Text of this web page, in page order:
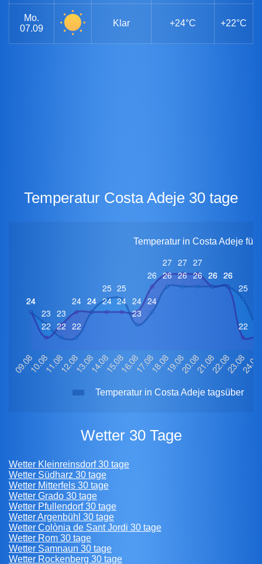
Mo.
07.09
Klar +24°C +22°C
Temperatur Costa Adeje 30 tage
Temperatur in Costa Adeje für
Temperatur in Costa Adeje tagsüber
Wetter 30 Tage
Wetter Kleinreinsdorf 30 tage
Wetter Südharz 30 tage
Wetter Mitterfels 30 tage
Wetter Grado 30 tage
Wetter Pfullendorf 30 tage
Wetter Argenbühl 30 tage
Wetter Colònia de Sant Jordi 30 tage
Wetter Rom 30 tage
Wetter Samnaun 30 tage
Wetter Rockenberg 30 tage